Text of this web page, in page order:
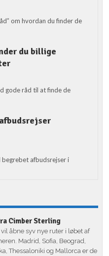
om hvordan du finder de
du billige
gode råd til at finde de
begrebet afbudsrejser i
Cimber Sterling
åbne syv nye ruter i løbet af
Madrid, Sofia, Beograd,
Thessaloniki og Mallorca er de